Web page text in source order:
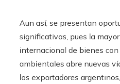
Aun así, se presentan
significativas, pues la
internacional de bienes
ambientales abre nuevas
los exportadores